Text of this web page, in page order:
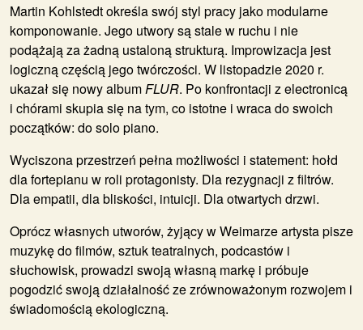
Martin Kohlstedt określa swój styl pracy jako modularne
komponowanie. Jego utwory są stale w ruchu i nie
podążają za żadną ustaloną strukturą. Improwizacja jest
logiczną częścią jego twórczości. W listopadzie 2020 r.
ukazał się nowy albumFLUR. Po konfrontacji z electronicą
i chórami skupia się na tym, co istotne i wraca do swoich
początków: do solo piano.
Wyciszona przestrzeń pełna możliwości i statement: hołd
dla fortepianu w roli protagonisty. Dla rezygnacji z filtrów.
Dla empatii, dla bliskości, intuicji. Dla otwartych drzwi.
Oprócz własnych utworów, żyjący w Weimarze artysta pisze
muzykę do filmów, sztuk teatralnych, podcastów i
słuchowisk, prowadzi swoją własną markę i próbuje
pogodzić swoją działalność ze zrównoważonym rozwojem i
świadomością ekologiczną.